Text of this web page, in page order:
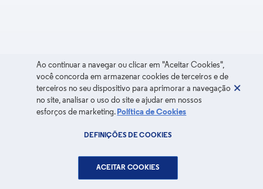
Ao continuar a navegar ou clicar em "Aceitar Cookies",
você concorda em armazenar cookies de terceiros e de
terceiros no seu dispositivo para aprimorar a navegação
no site, analisar o uso do site e ajudar em nossos
esforços de marketing. Política de Cookies
DEFINIÇÕES DE COOKIES
ACEITAR COOKIES